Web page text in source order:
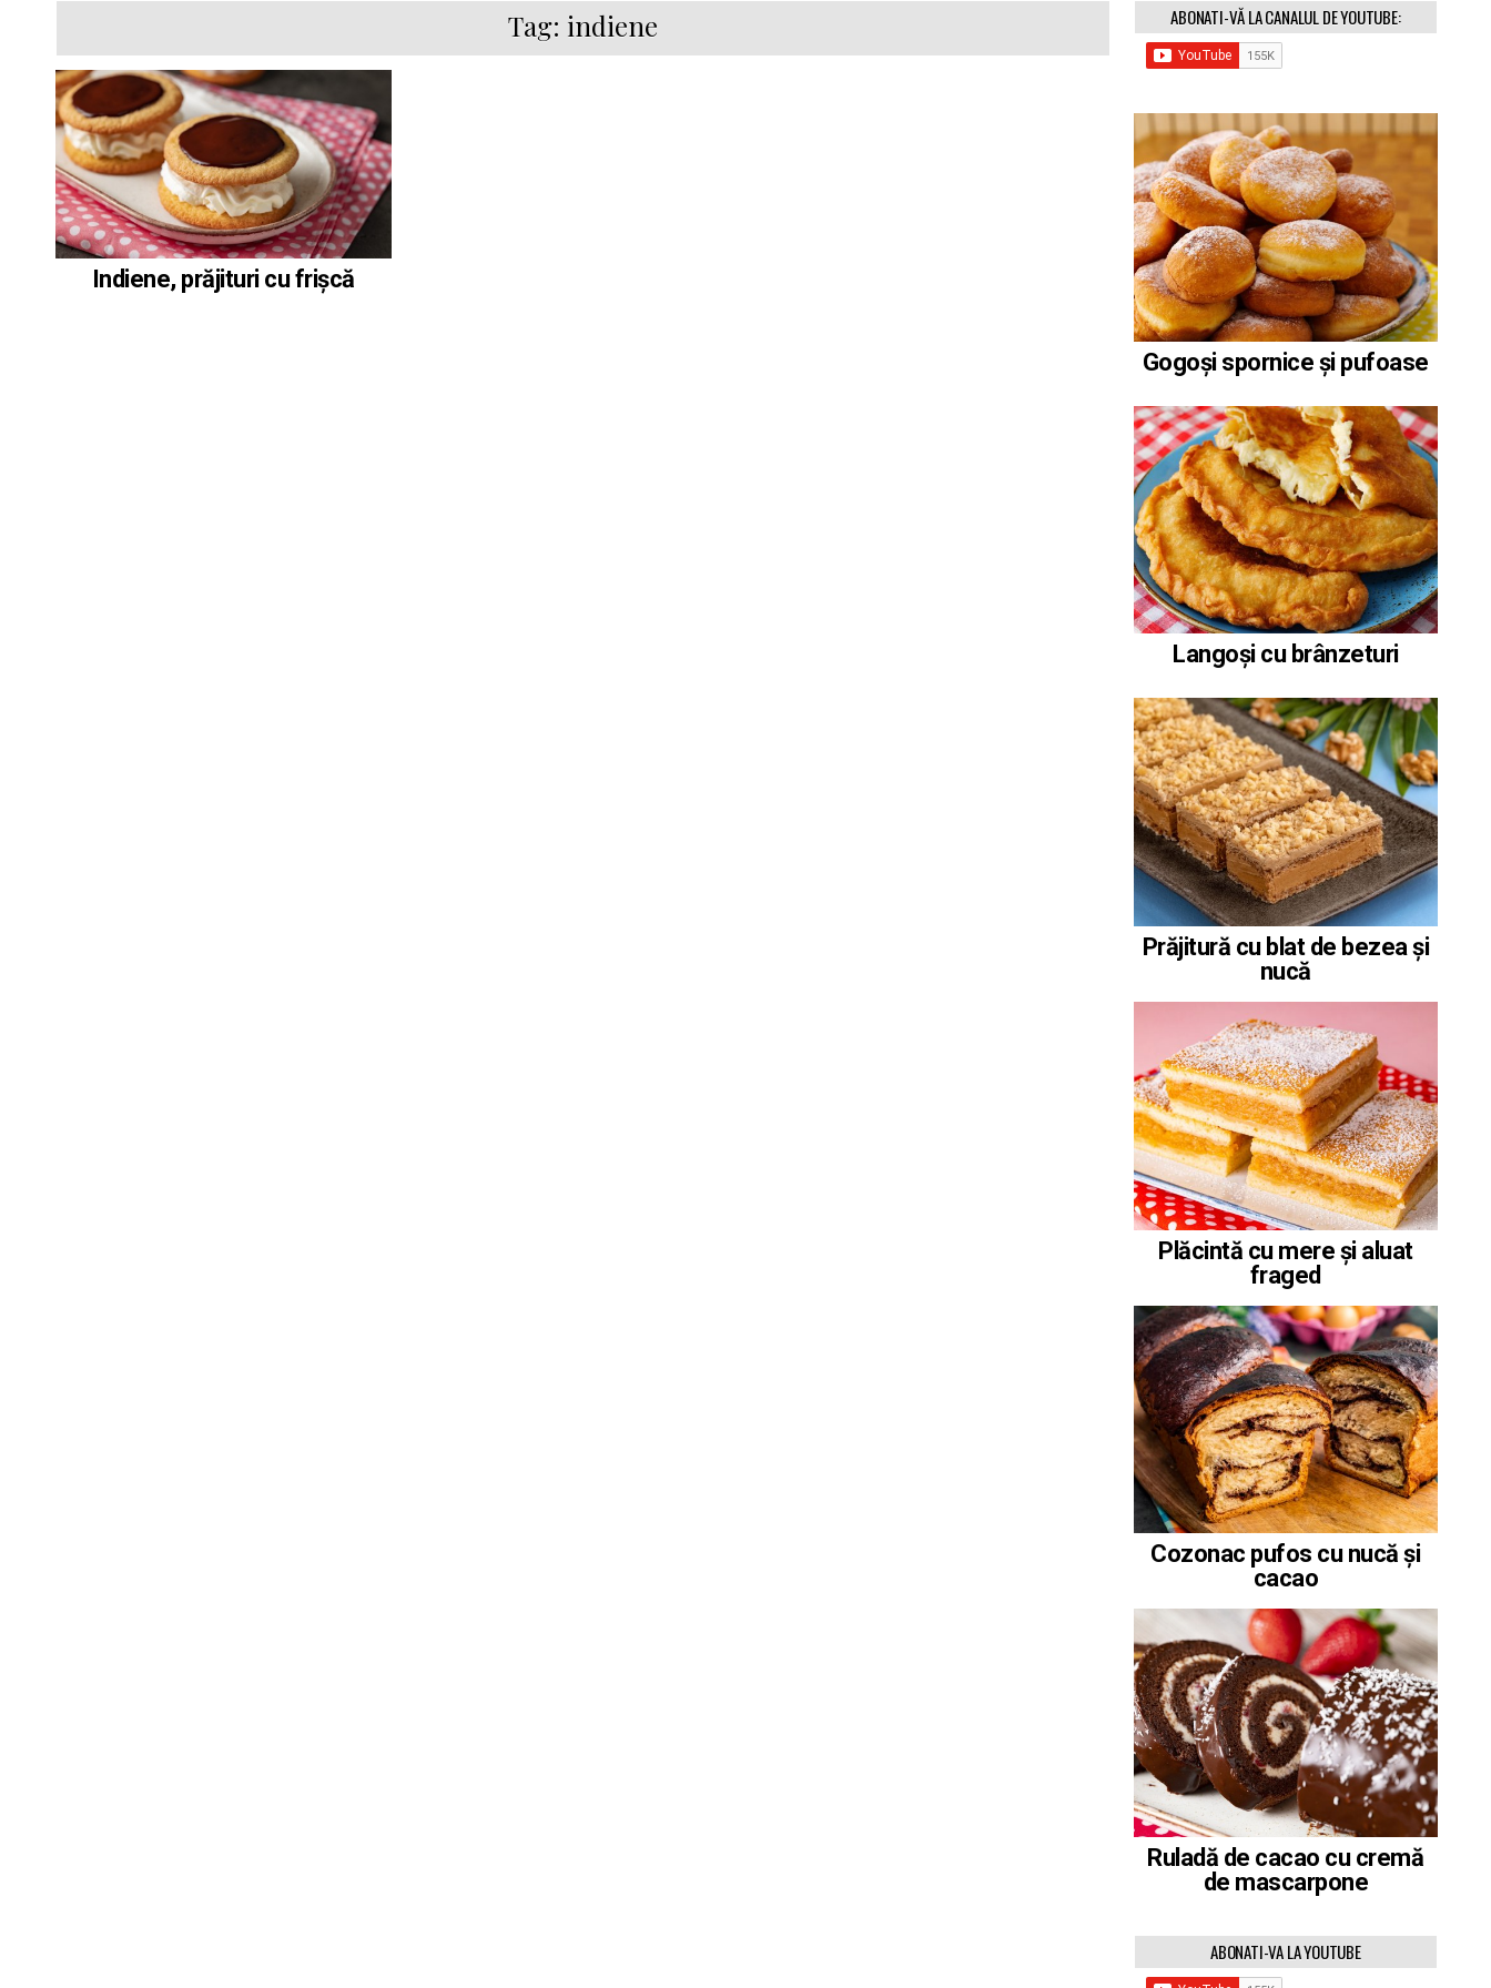
Tag: indiene
Indiene, prăjituri cu frișcă
ABONATI-VĂ LA CANALUL DE YOUTUBE:
Gogoși spornice și pufoase
Langoși cu brânzeturi
Prăjitură cu blat de bezea și
nucă
Plăcintă cu mere și aluat
fraged
Cozonac pufos cu nucă și
cacao
Ruladă de cacao cu cremă
de mascarpone
ABONATI-VA LA YOUTUBE